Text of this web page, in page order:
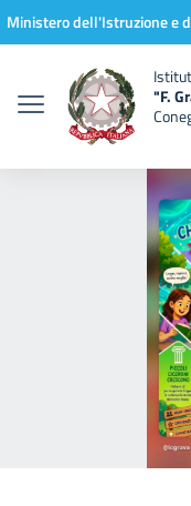
Vai ai contenuti
Vai al menu di navigazione
Vai al footer
Ministero dell'Istruzione e
"F.